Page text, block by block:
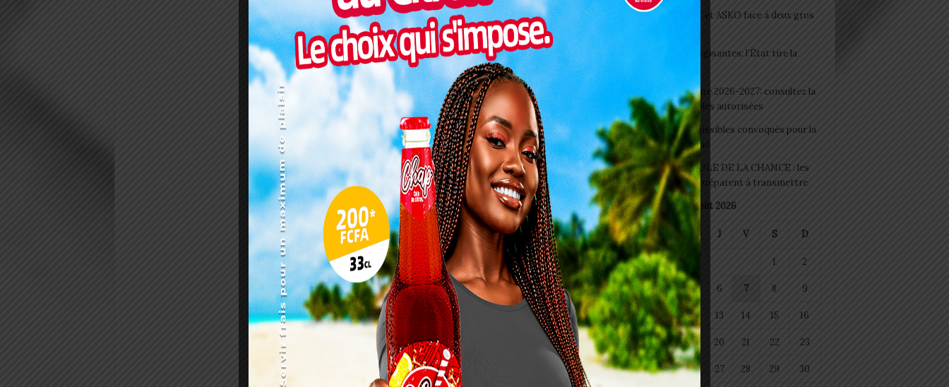
Interclubs CAF: ASCK et ASKO face à deux gros
Togo/ Boissons énergisantes: l’État tire la
Togo/ Rentrée scolaire 2026-2027: consultez la
liste officielle des écoles autorisées
ESSAL 2026 : les admissibles convoqués pour la
visite médicale à Lomé
SWEDD+ Togo / ECOLE DE LA CHANCE : les
maitres-artisans se préparent à transmettre
août 2026
L M M J V S D
1 2
3 4 5 6 7 8 9
10 11 12 13 14 15 16
17 18 19 20 21 22 23
24 25 26 27 28 29 30